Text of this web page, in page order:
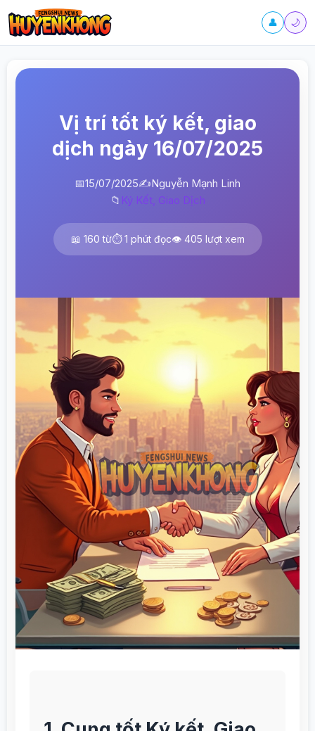
👤 🌙
Vị trí tốt ký kết, giao
dịch ngày 16/07/2025
📅15/07/2025✍️Nguyễn Mạnh Linh
📁 Ký Kết, Giao Dịch
📖 160 từ⏱️ 1 phút đọc👁️ 405 lượt xem